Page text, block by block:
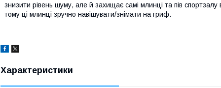
знизити рівень шуму, але й захищає самі млинці та пів
тому ці млинці зручно навішувати/знімати на гриф.
Характеристики